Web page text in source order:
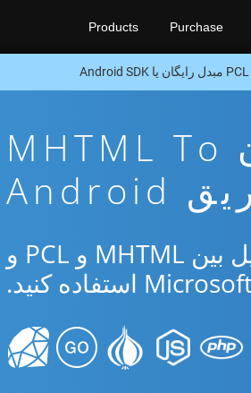
Products Purchase
برنامه تبدیل آنلاین رایگان MHTML To
از برنامه رایگان آنلاین یا Android SDK برای تبدیل بین MHTML و PCL و